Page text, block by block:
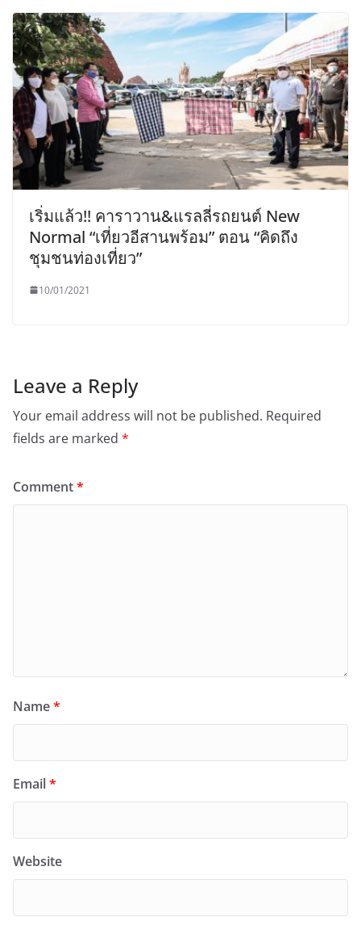
เริ่มแล้ว!! คาราวาน&แรลลี่รถยนต์ New
Normal “เที่ยวอีสานพร้อม” ตอน “คิดถึง
ชุมชนท่องเที่ยว”
10/01/2021
Leave a Reply
Your email address will not be published. Required
fields are marked *
Comment*
Name*
Email*
Website